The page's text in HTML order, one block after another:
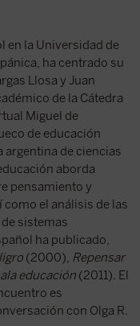
en la Universidad de
ha centrado su
Llosa y Juan
de la Cátedra
Miguel de
de educación
argentina de ciencias
aborda
pensamiento y
el análisis de las
sistemas
ha publicado,
(2000), Repensar
educación(2011). El
es
con Olga R.